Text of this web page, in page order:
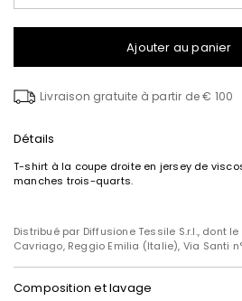
Ajouter au panier
Livraison gratuite à partir de € 100
Détails
T-shirt à la coupe droite en jersey de
manches trois-quarts.
Distribué par Diffusione Tessile S.r.l., dont
Cavriago, Reggio Emilia (Italie), Via Santi
Composition et lavage